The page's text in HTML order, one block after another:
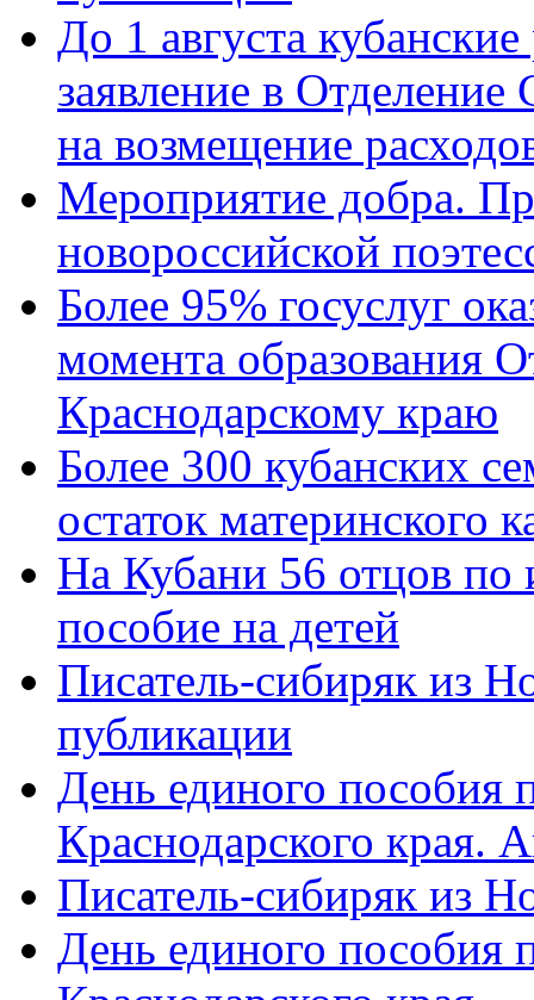
До 1 августа
заявление в
на возмещение
Мероприятие добра.
новороссийской
Более 95% госуслуг
момента образования
Краснодарскому краю
Более 300 кубанских
остаток материнского
На Кубани 56 отцов по
пособие на детей
Писатель-сибиряк из
публикации
День единого пособия
Краснодарского края.
Писатель-сибиряк из
День единого пособия